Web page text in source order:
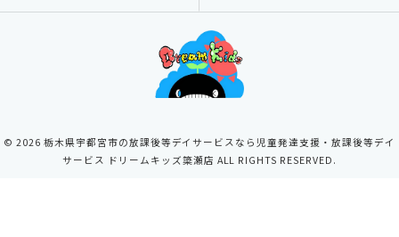
© 2026 栃木県宇都宮市の放課後等デイサービスなら児童発達支援・放課後等デイ
サービス ドリームキッズ簗瀬店 ALL RIGHTS RESERVED.